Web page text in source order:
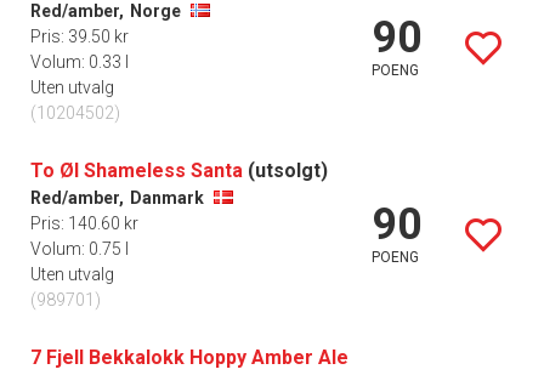
Red/amber, Norge
Pris: 39.50 kr
Volum: 0.33 l
Uten utvalg
(10204502)
90
POENG
To Øl Shameless Santa (utsolgt)
Red/amber, Danmark
Pris: 140.60 kr
Volum: 0.75 l
Uten utvalg
(989701)
90
POENG
7 Fjell Bekkalokk Hoppy Amber Ale